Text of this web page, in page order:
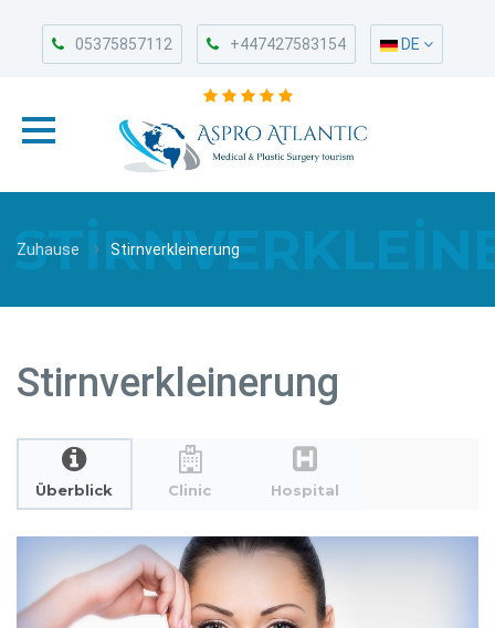
05375857112 +447427583154 DE
Zuhause Stirnverkleinerung
Stirnverkleinerung
Überblick Clinic Hospital